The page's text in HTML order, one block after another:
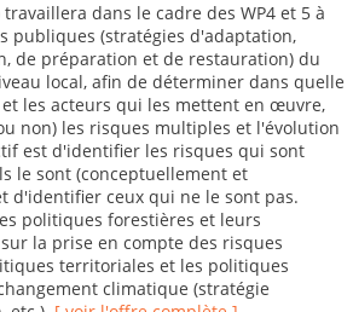
dans le cadre des WP4 et 5 à
publiques (stratégies d'adaptation,
de préparation et de restauration) du
local, afin de déterminer dans quelle
les acteurs qui les mettent en œuvre,
non) les risques multiples et l'évolution
est d'identifier les risques qui sont
le sont (conceptuellement et
d'identifier ceux qui ne le sont pas.
politiques forestières et leurs
la prise en compte des risques
territoriales et les politiques
climatique (stratégie